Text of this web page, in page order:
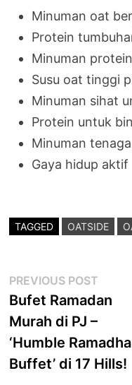
Minuman oat
Protein
Minuman
Susu oat tinggi
Minuman sihat
Protein untuk
Minuman
Gaya hidup aktif
TAGGED OATSIDE
Post
navigation
PREVIOUS POST
post:
Bufet Ramadan
Murah di PJ –
‘Humble
Buffet’ di 17 Hills!